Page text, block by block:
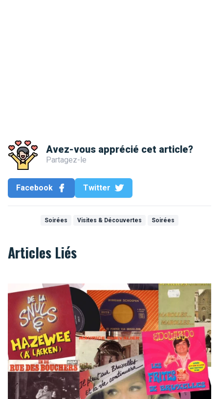
Avez-vous apprécié cet article?
Partagez-le
Facebook Twitter
Soirées Visites & Découvertes Soirées
Articles Liés
Top 10 des chansons kitschs consacrées à Bruxelles